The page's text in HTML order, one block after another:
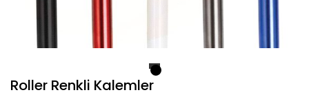
Roller Renkli Kalemler